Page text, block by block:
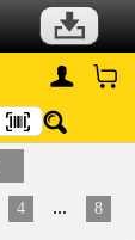
4 ... 8